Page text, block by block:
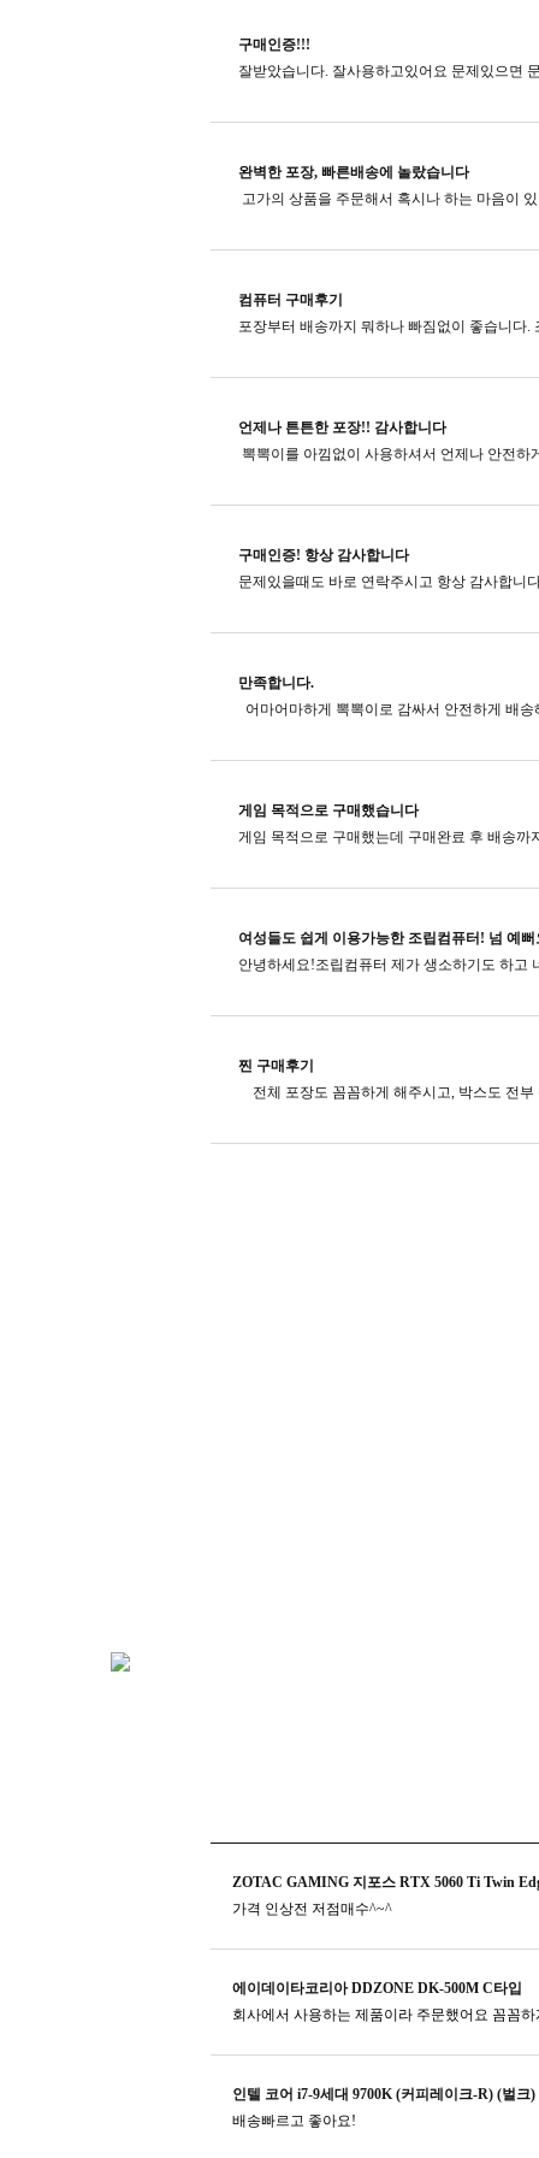
구매인증!!!
잘받았습니다. 잘사용하고있어요 문제있으면
완벽한 포장, 빠른배송에 놀랐습니다
컴퓨터 구매후기
포장부터 배송까지 뭐하나 빠짐없이 좋습니다
언제나 튼튼한 포장!! 감사합니다
뽁뽁이를 아낌없이 사용하셔서 언제나 안전하
구매인증! 항상 감사합니다
문제있을때도 바로 연락주시고​ 항상 감사합니
만족합니다.
게임 목적으로 구매했습니다
여성들도 쉽게 이용가능한 조립컴퓨터! 넘 예뻐
찐 구매후기
ZOTAC GAMING 지포스 RTX 5060 Ti Twin
가격 인상전 저점매수^~^
에이데이타코리아 DDZONE DK-500M C타입
회사에서 사용하는 제품이라 주문했어요 꼼꼼
인텔 코어 i7-9세대 9700K (커피레이크-R) (벌크)
배송빠르고 좋아요!